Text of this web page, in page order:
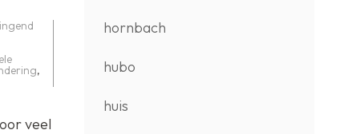
,
veel
hornbach
hubo
huis